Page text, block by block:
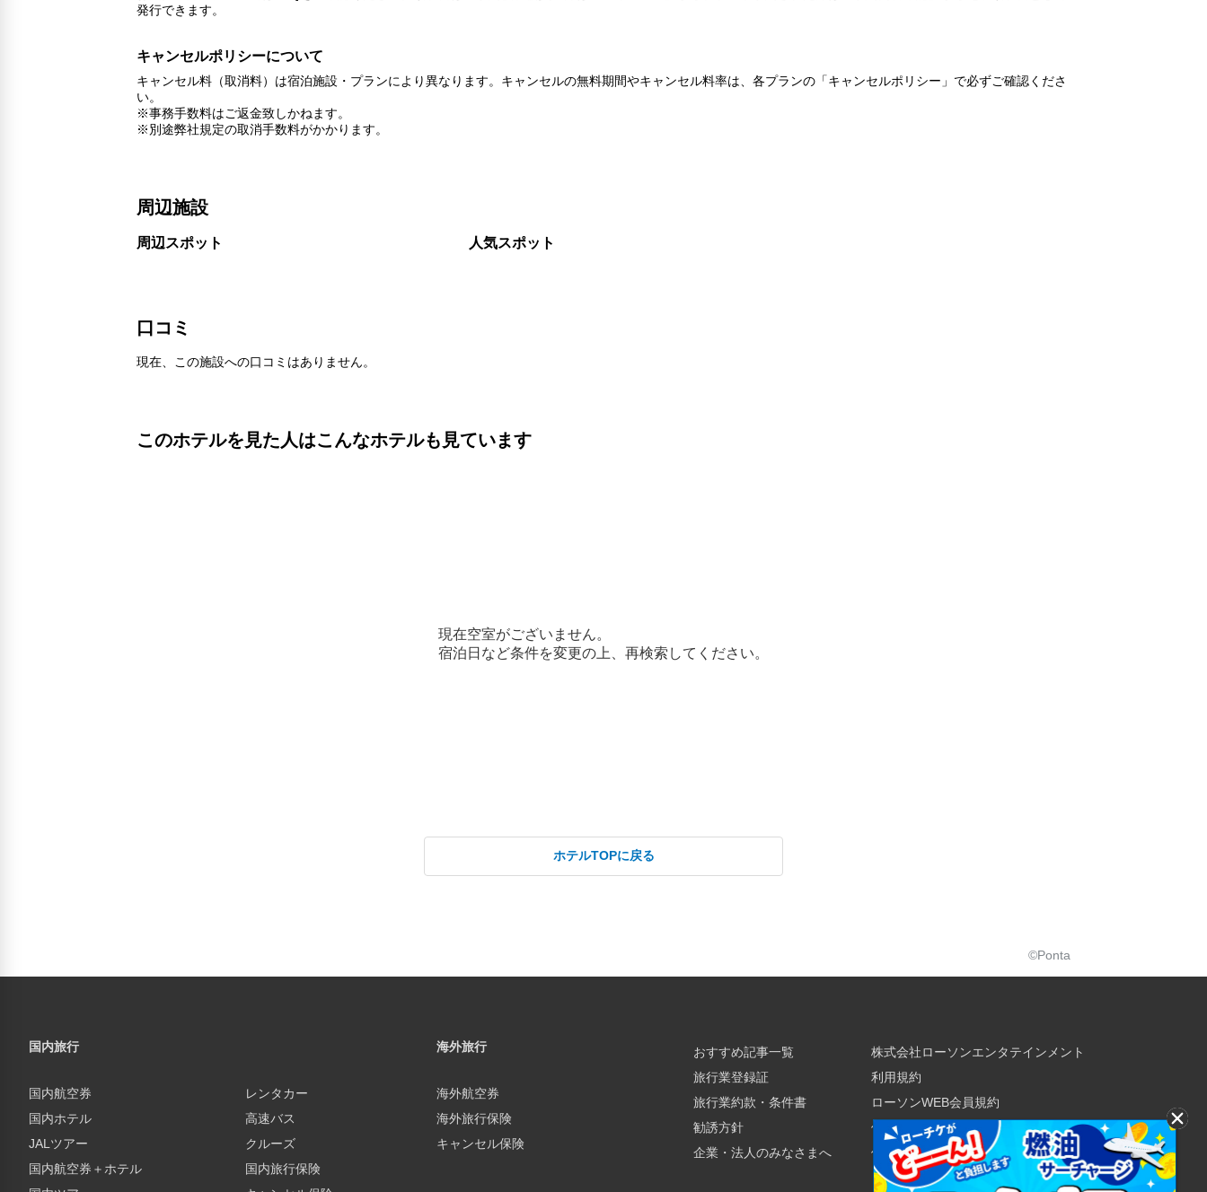
発行できます。
キャンセルポリシーについて
キャンセル料（取消料）は宿泊施設・プランにより異なります。キャンセルの無料期間やキャンセル料率は、各プランの「キャンセルポリシー」で必ずご確認くださ
い。
※事務手数料はご返金致しかねます。
※別途弊社規定の取消手数料がかかります。
周辺施設
周辺スポット 人気スポット
口コミ
現在、この施設への口コミはありません。
このホテルを見た人はこんなホテルも見ています
ホテルTOPに戻る
©Ponta
国内旅行
国内航空券
国内ホテル
JALツアー
国内航空券＋ホテル
レンタカー
高速バス
クルーズ
国内旅行保険
海外旅行
海外航空券
海外旅行保険
キャンセル保険
おすすめ記事一覧
旅行業登録証
旅行業約款・条件書
勧誘方針
企業・法人のみなさまへ
株式会社ローソンエンタテインメント
利用規約
ローソンWEB会員規約
個人情報の取り扱いについて
個人情報保護方針